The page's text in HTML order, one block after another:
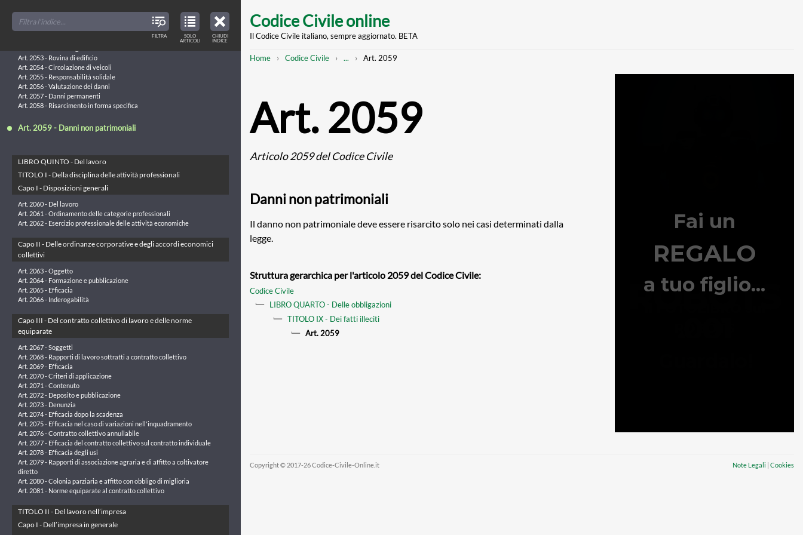
TABLE
OF
CONTENTS
CHIUDI
INDICE
main
Codice Civile online
Il Codice Civile italiano, sempre aggiornato. BETA
Breadcrumb
Home Codice Civile
Mostra
... Art. 2059
Art. 2059
Articolo 2059 del Codice Civile
Danni non patrimoniali
Il danno non patrimoniale deve essere risarcito solo nei casi determinati dalla
legge.
Struttura gerarchica per l'articolo 2059 del Codice Civile:
Codice Civile
LIBRO QUARTO - Delle obbligazioni
TITOLO IX - Dei fatti illeciti
Art. 2059
Copyright © 2017-26 Codice-Civile-Online.it Note Legali | Cookies
TOC
TITLES
FILTRA
VIEW
ONLY
ARTICLES
IN
TABLE
SOLO
ARTICOLI
Art. 2049 - Responsabilità dei padroni e dei committenti
Art. 2050 - Responsabilità per l'esercizio di attività pericolose
Art. 2051 - Danno cagionato da cosa in custodia
Art. 2053 - Rovina di edificio
Art. 2054 - Circolazione di veicoli
Art. 2055 - Responsabilità solidale
Art. 2056 - Valutazione dei danni
Art. 2057 - Danni permanenti
Art. 2058 - Risarcimento in forma specifica
Art. 2059 - Danni non patrimoniali
LIBRO QUINTO - Del lavoro
TITOLO I - Della disciplina delle attività professionali
Capo I - Disposizioni generali
Art. 2060 - Del lavoro
Art. 2061 - Ordinamento delle categorie professionali
Art. 2062 - Esercizio professionale delle attività economiche
Capo II - Delle ordinanze corporative e degli accordi economici
collettivi
Art. 2063 - Oggetto
Art. 2064 - Formazione e pubblicazione
Art. 2065 - Efficacia
Art. 2066 - Inderogabilità
Capo III - Del contratto collettivo di lavoro e delle norme
equiparate
Art. 2067 - Soggetti
Art. 2068 - Rapporti di lavoro sottratti a contratto collettivo
Art. 2069 - Efficacia
Art. 2070 - Criteri di applicazione
Art. 2071 - Contenuto
Art. 2072 - Deposito e pubblicazione
Art. 2073 - Denunzia
Art. 2074 - Efficacia dopo la scadenza
Art. 2075 - Efficacia nel caso di variazioni nell'inquadramento
Art. 2076 - Contratto collettivo annullabile
Art. 2077 - Efficacia del contratto collettivo sul contratto individuale
Art. 2078 - Efficacia degli usi
Art. 2079 - Rapporti di associazione agraria e di affitto a coltivatore
diretto
Art. 2080 - Colonia parziaria e affitto con obbligo di miglioria
Art. 2081 - Norme equiparate al contratto collettivo
TITOLO II - Del lavoro nell’impresa
Capo I - Dell’impresa in generale